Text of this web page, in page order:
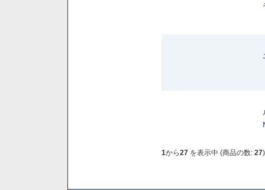
1から27 を表示中 (商品の数: 27)